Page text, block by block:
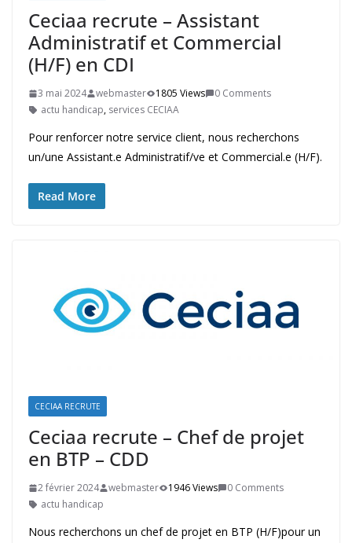
Ceciaa recrute – Assistant
Administratif et Commercial
(H/F) en CDI
3 mai 2024 webmaster 1805 Views
0 Comments
actu handicap, services CECIAA
Pour renforcer notre service client, nous recherchons
un/une Assistant.e Administratif/ve et Commercial.e (H/F).
Read More
CECIAA RECRUTE
Ceciaa recrute – Chef de projet
en BTP – CDD
2 février 2024 webmaster 1946 Views
0 Comments
actu handicap
Nous recherchons un chef de projet en BTP (H/F)pour un